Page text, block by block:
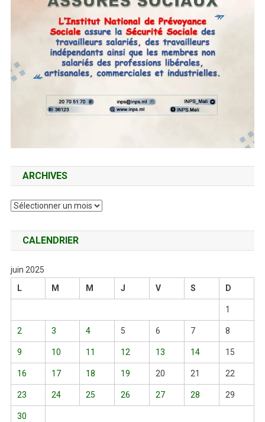
ARCHIVES
Archives
CALENDRIER
juin 2025
L
M M J V S D
1
2 3 4 5 6 7 8
9 10 11 12 13 14 15
16 17 18 19 20 21 22
23 24 25 26 27 28 29
30